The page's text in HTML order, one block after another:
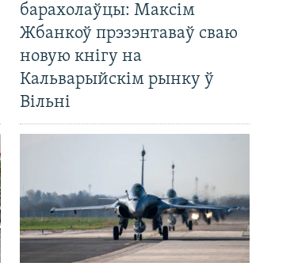
барахолаўцы: Максім
Жбанкоў прэзэнтаваў сваю
новую кнігу на
Кальварыйскім рынку ў
Вільні